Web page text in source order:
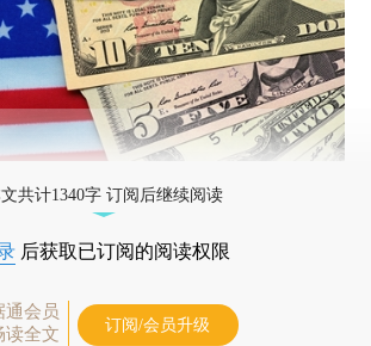
共计1340字 订阅后继续阅读
后获取已订阅的阅读权限
通会员
读全文
订阅/会员升级